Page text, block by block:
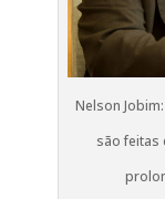
Nelson
são feitas